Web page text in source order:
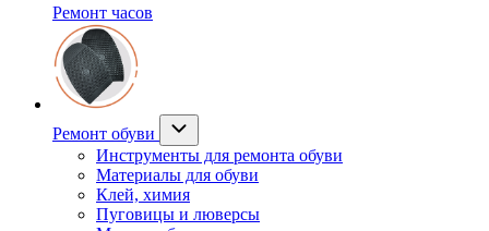
Ремонт часов
Ремонт обуви
Инструменты для ремонта обуви
Материалы для обуви
Клей, химия
Пуговицы и люверсы